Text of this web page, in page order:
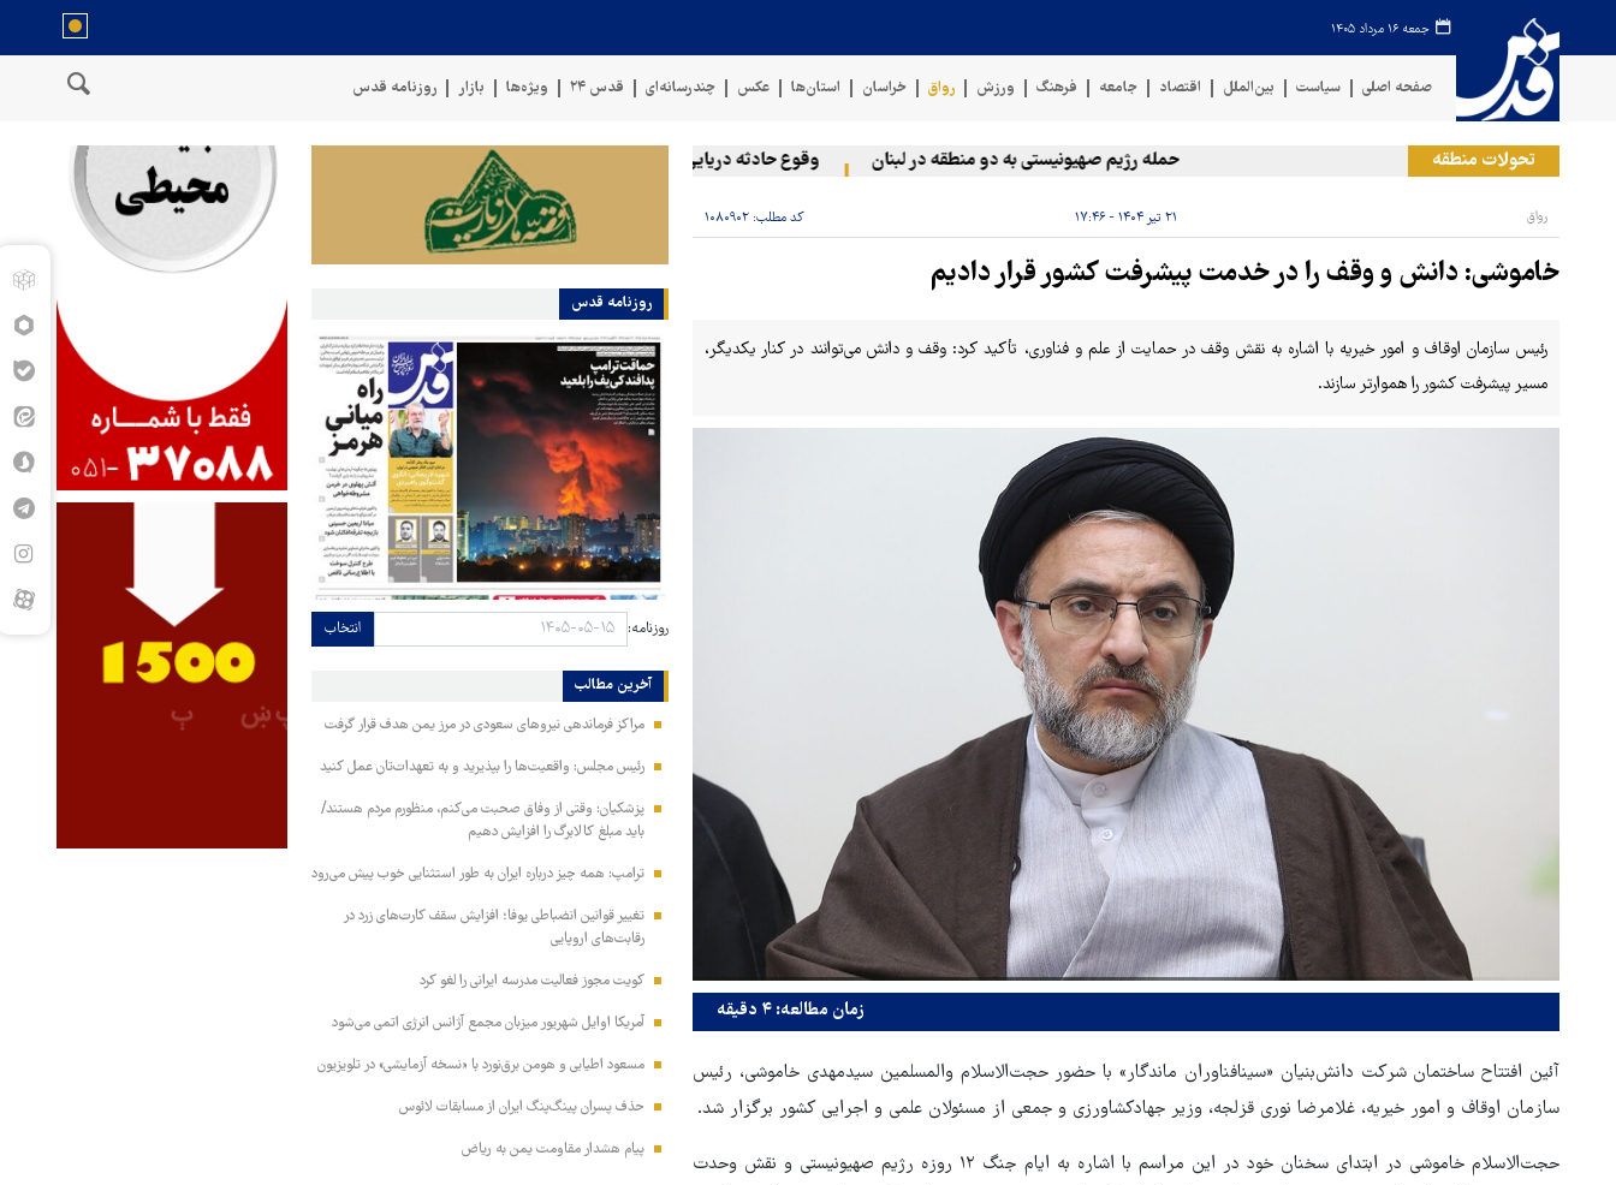
جمعه ۱۶ مرداد ۱۴۰۵
صفحه اصلی سیاست بین‌الملل اقتصاد جامعه فرهنگ ورزش رواق خراسان استان‌ها عکس چندرسانه‌ای قدس ۲۴ ویژه‌ها بازار روزنامه قدس
تحولات منطقه حمله رژیم صهیونیستی به دو منطقه در لبنان وقوع حادثه دریایی در سواحل عمان سخنگوی نیروهای مسلح یمن: کشتی نفتی عربستان را با موشک بالستیک هدف
رواق ۲۱ تیر ۱۴۰۴ - ۱۷:۴۶ کد مطلب: ۱۰۸۰۹۰۲
خاموشی: دانش و وقف را در خدمت پیشرفت کشور قرار دادیم
رئیس سازمان اوقاف و امور خیریه با اشاره به نقش وقف در حمایت از علم و فناوری، تأکید کرد: وقف و دانش می‌توانند در کنار یکدیگر،
مسیر پیشرفت کشور را هموارتر سازند.
زمان مطالعه: ۴ دقیقه
آئین افتتاح ساختمان شرکت دانش‌بنیان «سینافناوران ماندگار» با حضور حجت‌الاسلام والمسلمین سیدمهدی خاموشی، رئیس
سازمان اوقاف و امور خیریه، غلامرضا نوری قزلجه، وزیر جهادکشاورزی و جمعی از مسئولان علمی و اجرایی کشور برگزار شد.
حجت‌الاسلام خاموشی در ابتدای سخنان خود در این مراسم با اشاره به ایام جنگ ۱۲ روزه رژیم صهیونیستی و نقش وحدت
روزنامه قدس
روزنامه: انتخاب
آخرین مطالب
مراکز فرماندهی نیروهای سعودی در مرز یمن هدف قرار گرفت
رئیس مجلس: واقعیت‌ها را بپذیرید و به تعهدات‌تان عمل کنید
پزشکیان: وقتی از وفاق صحبت می‌کنم، منظورم مردم هستند/
باید مبلغ کالابرگ را افزایش دهیم
ترامپ: همه چیز درباره ایران به طور استثنایی خوب پیش می‌رود
تغییر قوانین انضباطی یوفا؛ افزایش سقف کارت‌های زرد در
رقابت‌های اروپایی
کویت مجوز فعالیت مدرسه ایرانی را لغو کرد
آمریکا اوایل شهریور میزبان مجمع آژانس انرژی اتمی می‌شود
مسعود اطیابی و هومن برق‌نورد با «نسخه آزمایشی» در تلویزیون
حذف پسران پینگ‌پنگ ایران از مسابقات لائوس
پیام هشدار مقاومت یمن به ریاض